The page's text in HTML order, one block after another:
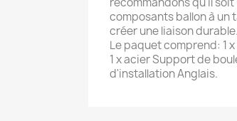
composants ballon à un
créer une liaison
Le paquet comprend: 1
1 x acier Support de
d'installation Anglais.